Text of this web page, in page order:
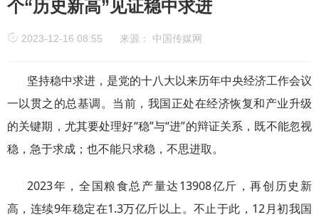
个“历史新高”见证稳中求进
2023-12-16 08:55 来源： 中国传媒网
坚持稳中求进，是党的十八大以来历年中央经济工作会议
一以贯之的总基调。当前，我国正处在经济恢复和产业升级
的关键期，尤其要处理好“稳”与“进”的辩证关系，既不能忽视
稳，急于求成；也不能只求稳，不思进取。
2023年，全国粮食总产量达13908亿斤，再创历史新
高，连续9年稳定在1.3万亿斤以上。不止于此，12月初我国